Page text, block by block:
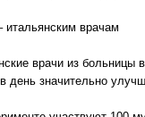
итальянским врачам
врачи из больницы
день значительно